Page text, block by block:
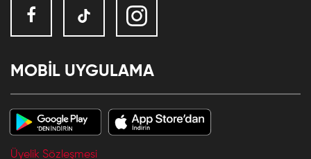
MOBİL UYGULAMA
Üyelik Sözleşmesi